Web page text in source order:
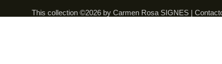
This collection ©2026 by Carmen Rosa SIGNES |